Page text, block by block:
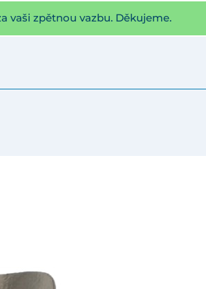
vaši zpětnou vazbu. Děkujeme.